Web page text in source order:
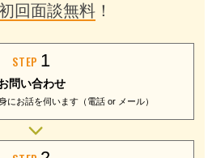
回面談無料！
STEP 1
問い合わせ
にお話を伺います（電話 or メール）